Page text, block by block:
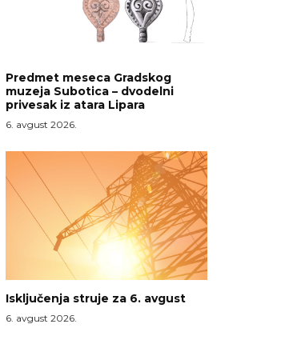
Predmet meseca Gradskog
muzeja Subotica – dvodelni
privesak iz atara Lipara
6. avgust 2026.
Isključenja struje za 6. avgust
6. avgust 2026.